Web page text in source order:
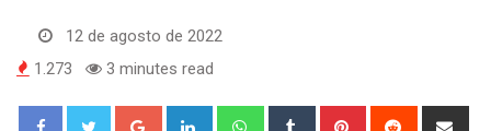
12 de agosto de 2022
1.273
3 minutes read
Google+ LinkedIn WhatsappTumblr Pinterest Reddit